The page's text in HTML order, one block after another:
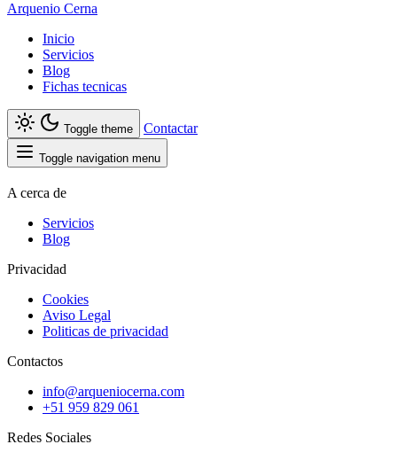
Arquenio Cerna
Inicio
Servicios
Blog
Fichas tecnicas
Toggle theme Contactar
Toggle navigation menu
A cerca de
Servicios
Blog
Privacidad
Cookies
Aviso Legal
Politicas de privacidad
Contactos
info@arqueniocerna.com
+51 959 829 061
Redes Sociales